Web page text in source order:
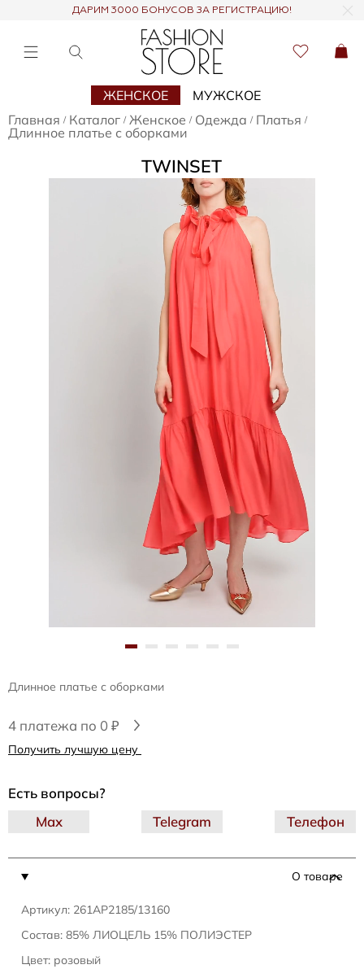
ДАРИМ 3000 БОНУСОВ ЗА РЕГИСТРАЦИЮ!
ЖЕНСКОЕ
МУЖСКОЕ
Главная / Каталог / Женское / Одежда / Платья /
Длинное платье с оборками
TWINSET
Длинное платье с оборками
4 платежа по 0 ₽
Получить лучшую цену
О товаре
Артикул: 261AP2185/13160
Состав: 85% ЛИОЦЕЛЬ 15% ПОЛИЭСТЕР
Цвет: розовый
Есть вопросы?
Telegram
Max Телефон